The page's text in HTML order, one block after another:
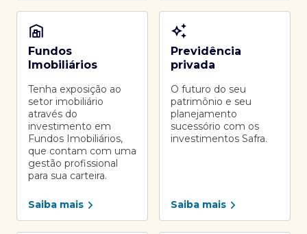
Fundos
Imobiliários
Tenha exposição ao
setor imobiliário
através do
investimento em
Fundos Imobiliários,
que contam com uma
gestão profissional
para sua carteira.
Saiba mais
Previdência
privada
O futuro do seu
patrimônio e seu
planejamento
sucessório com os
investimentos Safra.
Saiba mais